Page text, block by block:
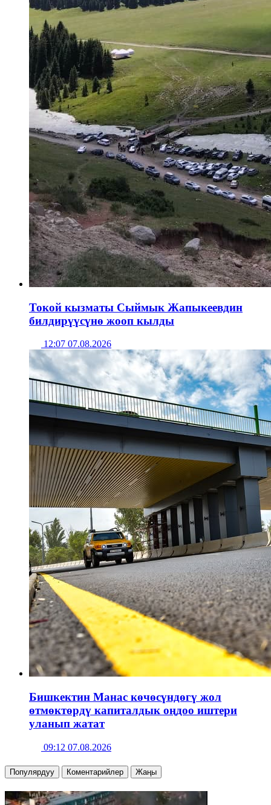
Токой кызматы Сыймык Жапыкеевдин
билдирүүсүнө жооп кылды
12:07 07.08.2026
Бишкектин Манас көчөсүндөгү жол
өтмөктөрдү капиталдык оңдоо иштери
уланып жатат
09:12 07.08.2026
Популярдуу Коментарийлер Жаңы